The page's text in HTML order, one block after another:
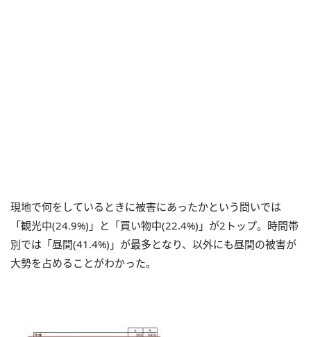
現地で何をしているときに被害にあったかという問いでは
「観光中(24.9%)」と「買い物中(22.4%)」が2トップ。時間帯
別では「昼間(41.4%)」が最多となり、以外にも昼間の被害が
大勢を占めることがわかった。